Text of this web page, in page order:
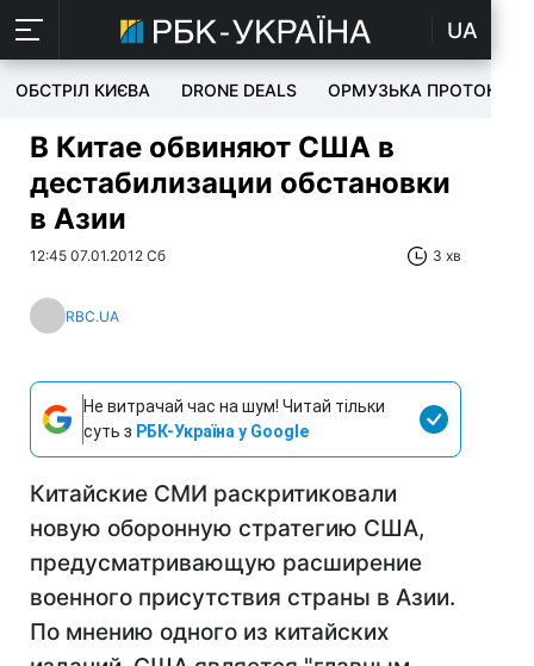
UA
ОБСТРІЛ КИЄВА DRONE DEALS ОРМУЗЬКА ПРОТОКА
В Китае обвиняют США в
дестабилизации обстановки
в Азии
12:45 07.01.2012 Сб 3 хв
RBC.UA
Не витрачай час на шум! Читай тільки
суть з РБК-Україна у Google
Китайские СМИ раскритиковали
новую оборонную стратегию США,
предусматривающую расширение
военного присутствия страны в Азии.
По мнению одного из китайских